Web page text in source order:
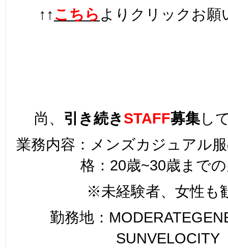
↑↑ こちら よりクリックお願
尚、 引き続きSTAFF募集し
業務内容：メンズカジュアル
格：20歳~30歳まで
※未経験者、女性も
勤務地：
SUNVELOCITY